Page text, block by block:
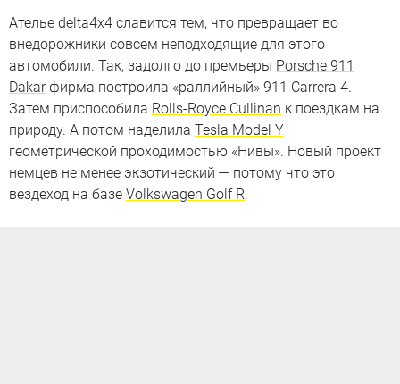
Ателье delta4x4 славится тем, что превращает во
внедорожники совсем неподходящие для этого
автомобили. Так, задолго до премьеры Porsche 911
Dakarфирма построила «раллийный» 911 Carrera 4.
Затем приспособила Rolls-Royce Cullinan к поездкам на
природу. А потом наделила Tesla Model Y
геометрической проходимостью «Нивы». Новый проект
немцев не менее экзотический — потому что это
вездеход на базе Volkswagen Golf R.